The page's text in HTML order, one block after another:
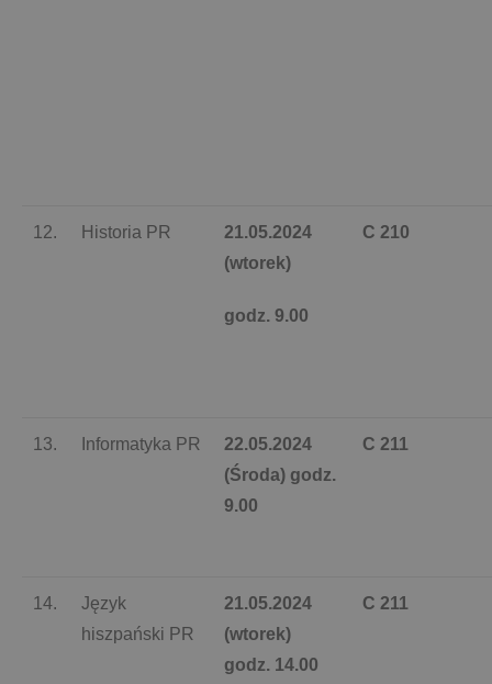
12. Historia PR
21.05.2024
(wtorek)
godz. 9.00
C 210
13. Informatyka PR
22.05.2024
(Środa) godz.
9.00
C 211
14.
Język
hiszpański PR
21.05.2024
(wtorek)
godz. 14.00
C 211